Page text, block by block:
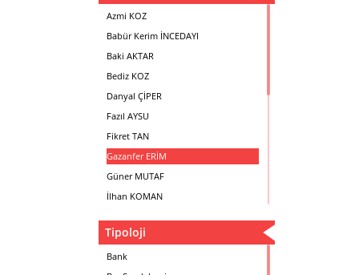
Azmi KOZ
Babür Kerim İNCEDAYI
Baki AKTAR
Bediz KOZ
Danyal ÇİPER
Fazıl AYSU
Fikret TAN
Gazanfer ERİM
Güner MUTAF
İlhan KOMAN
Metin Atabey ATA
Minas BOYACIYAN
Tipoloji
Bank